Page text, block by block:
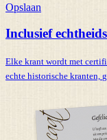
Opslaan
Inclusief
Elke krant wordt met
echte historische kranten,